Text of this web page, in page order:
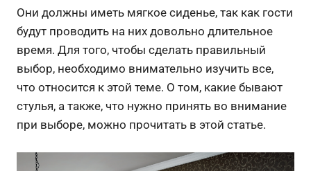
Они должны иметь мягкое сиденье, так как гости
будут проводить на них довольно длительное
время. Для того, чтобы сделать правильный
выбор, необходимо внимательно изучить все,
что относится к этой теме. О том, какие бывают
стулья, а также, что нужно принять во внимание
при выборе, можно прочитать в этой статье.